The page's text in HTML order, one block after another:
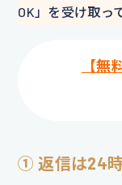
OK」を受け取っ
【無
① 返信は24